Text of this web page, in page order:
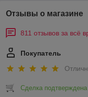
Отзывы о магазине
811 отзывов за всё
Покупатель
Сделка подтверждена